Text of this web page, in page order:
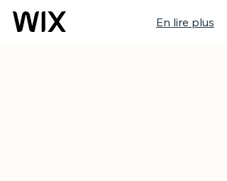
En lire plus